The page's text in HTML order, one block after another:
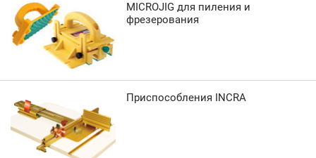
MICROJIG для пиления и
фрезерования
Приспособления INCRA